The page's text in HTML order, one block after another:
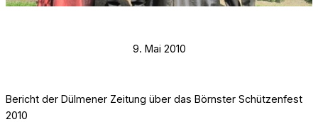
9. Mai 2010
Bericht der Dülmener Zeitung über das Börnster Schützenfest
2010